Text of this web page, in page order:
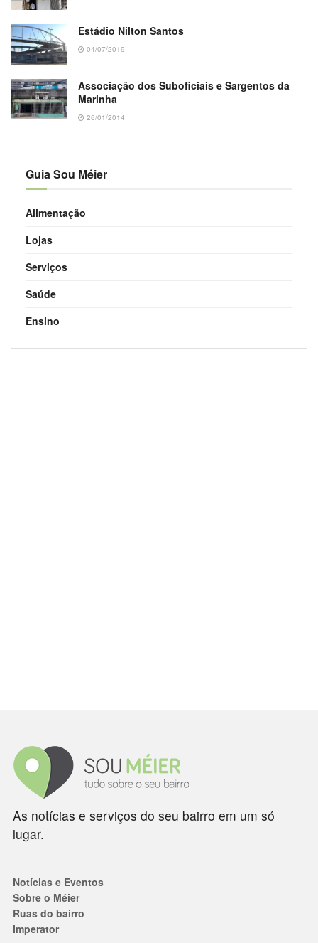
Estádio Nilton Santos
04/07/2019
Associação dos Suboficiais e Sargentos da
Marinha
26/01/2014
Guia Sou Méier
Alimentação
Lojas
Serviços
Saúde
Ensino
As notícias e serviços do seu bairro em um só
lugar.
Notícias e Eventos
Sobre o Méier
Ruas do bairro
Imperator